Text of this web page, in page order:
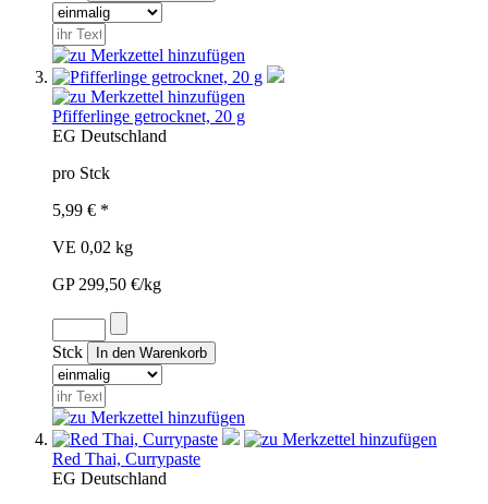
Pfifferlinge getrocknet, 20 g
EG Deutschland
pro Stck
5,99 € *
VE 0,02 kg
GP 299,50 €/kg
Stck
Red Thai, Currypaste
EG Deutschland